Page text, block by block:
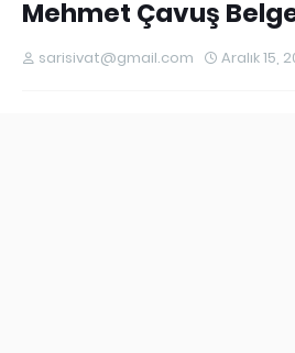
Mehmet Çavuş
sarisivat@gmail.com Aralık 15,